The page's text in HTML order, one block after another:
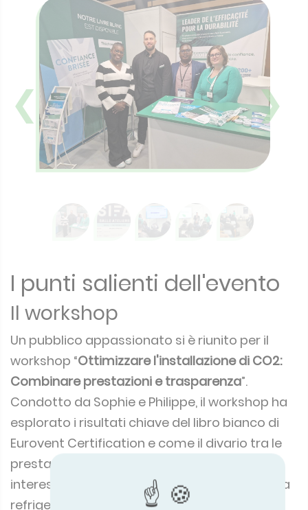
❮ ❯
I punti salienti dell'evento
Il workshop
Un pubblico appassionato si è riunito per il
workshop “Ottimizzare l'installazione di CO2:
Combinare prestazioni e trasparenza”.
Condotto da Sophie e Philippe, il workshop ha
esplorato i risultati chiave del libro bianco di
Eurovent Certification e come il divario tra le
prestazioni previste e quelle effettive possa
interessare tutti gli operatori del settore della
refrigerazione. Accompagnando i delegati in